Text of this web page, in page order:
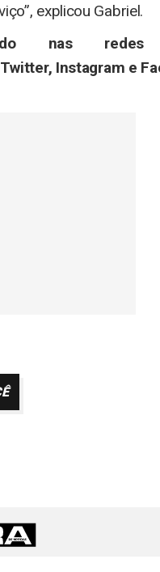
explicou Gabriel.
nas redes
Instagram e